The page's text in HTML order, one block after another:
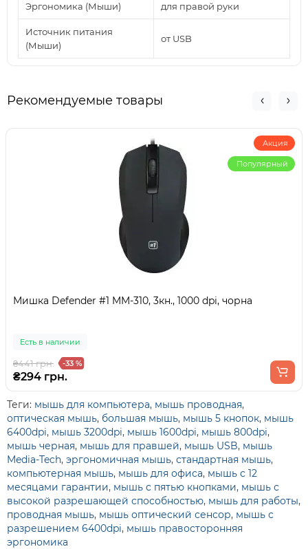
Эргономика (Мыши) для правой руки
Источник питания
(Мыши)
от USB
Рекомендуемые товары
Акция
Популярный
Мишка Defender #1 MM-310, 3кн., 1000 dpi, чорна
Есть в наличии
₴441 грн. -33 %
₴294 грн.
Теги: мышь для компьютера, мышь проводная,
оптическая мышь, большая мышь, мышь 5 кнопок, мышь
6400dpi, мышь 3200dpi, мышь 1600dpi, мышь 800dpi,
мышь черная, мышь для правшей, мышь USB, мышь
Media-Tech, эргономичная мышь, стандартная мышь,
компьютерная мышь, мышь для офиса, мышь с 12
месяцами гарантии, мышь с пятью кнопками, мышь с
высокой разрешающей способностью, мышь для работы,
проводная мышь, мышь оптический сенсор, мышь с
разрешением 6400dpi, мышь правосторонняя
эргономика